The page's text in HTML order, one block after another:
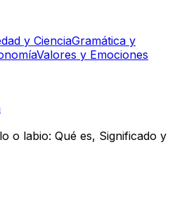
y CienciaGramática y
Valores y Emociones
o labio: Qué es, Significado y